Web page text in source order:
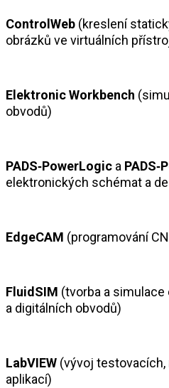
ControlWeb (kreslení
obrázků ve virtuálních
Elektronic Workbench
obvodů)
PADS‑PowerLogic a
elektronických schémat a
EdgeCAM (programování
FluidSIM (tvorba a
a digitálních obvodů)
LabVIEW (vývoj
aplikací)